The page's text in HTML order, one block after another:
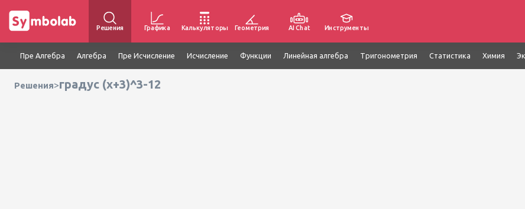
Решения Графика Калькуляторы Геометрия AI Chat Инструменты
Пре Алгебра Алгебра Пре Исчисление Исчисление Функции Линейная алгебра Тригонометрия Статистика Химия
Решения>градус (x+3)^3-12